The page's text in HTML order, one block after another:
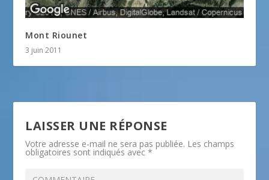
Mont Riounet
3 juin 2011
LAISSER UNE RÉPONSE
Votre adresse e-mail ne sera pas publiée. Les champs
obligatoires sont indiqués avec*